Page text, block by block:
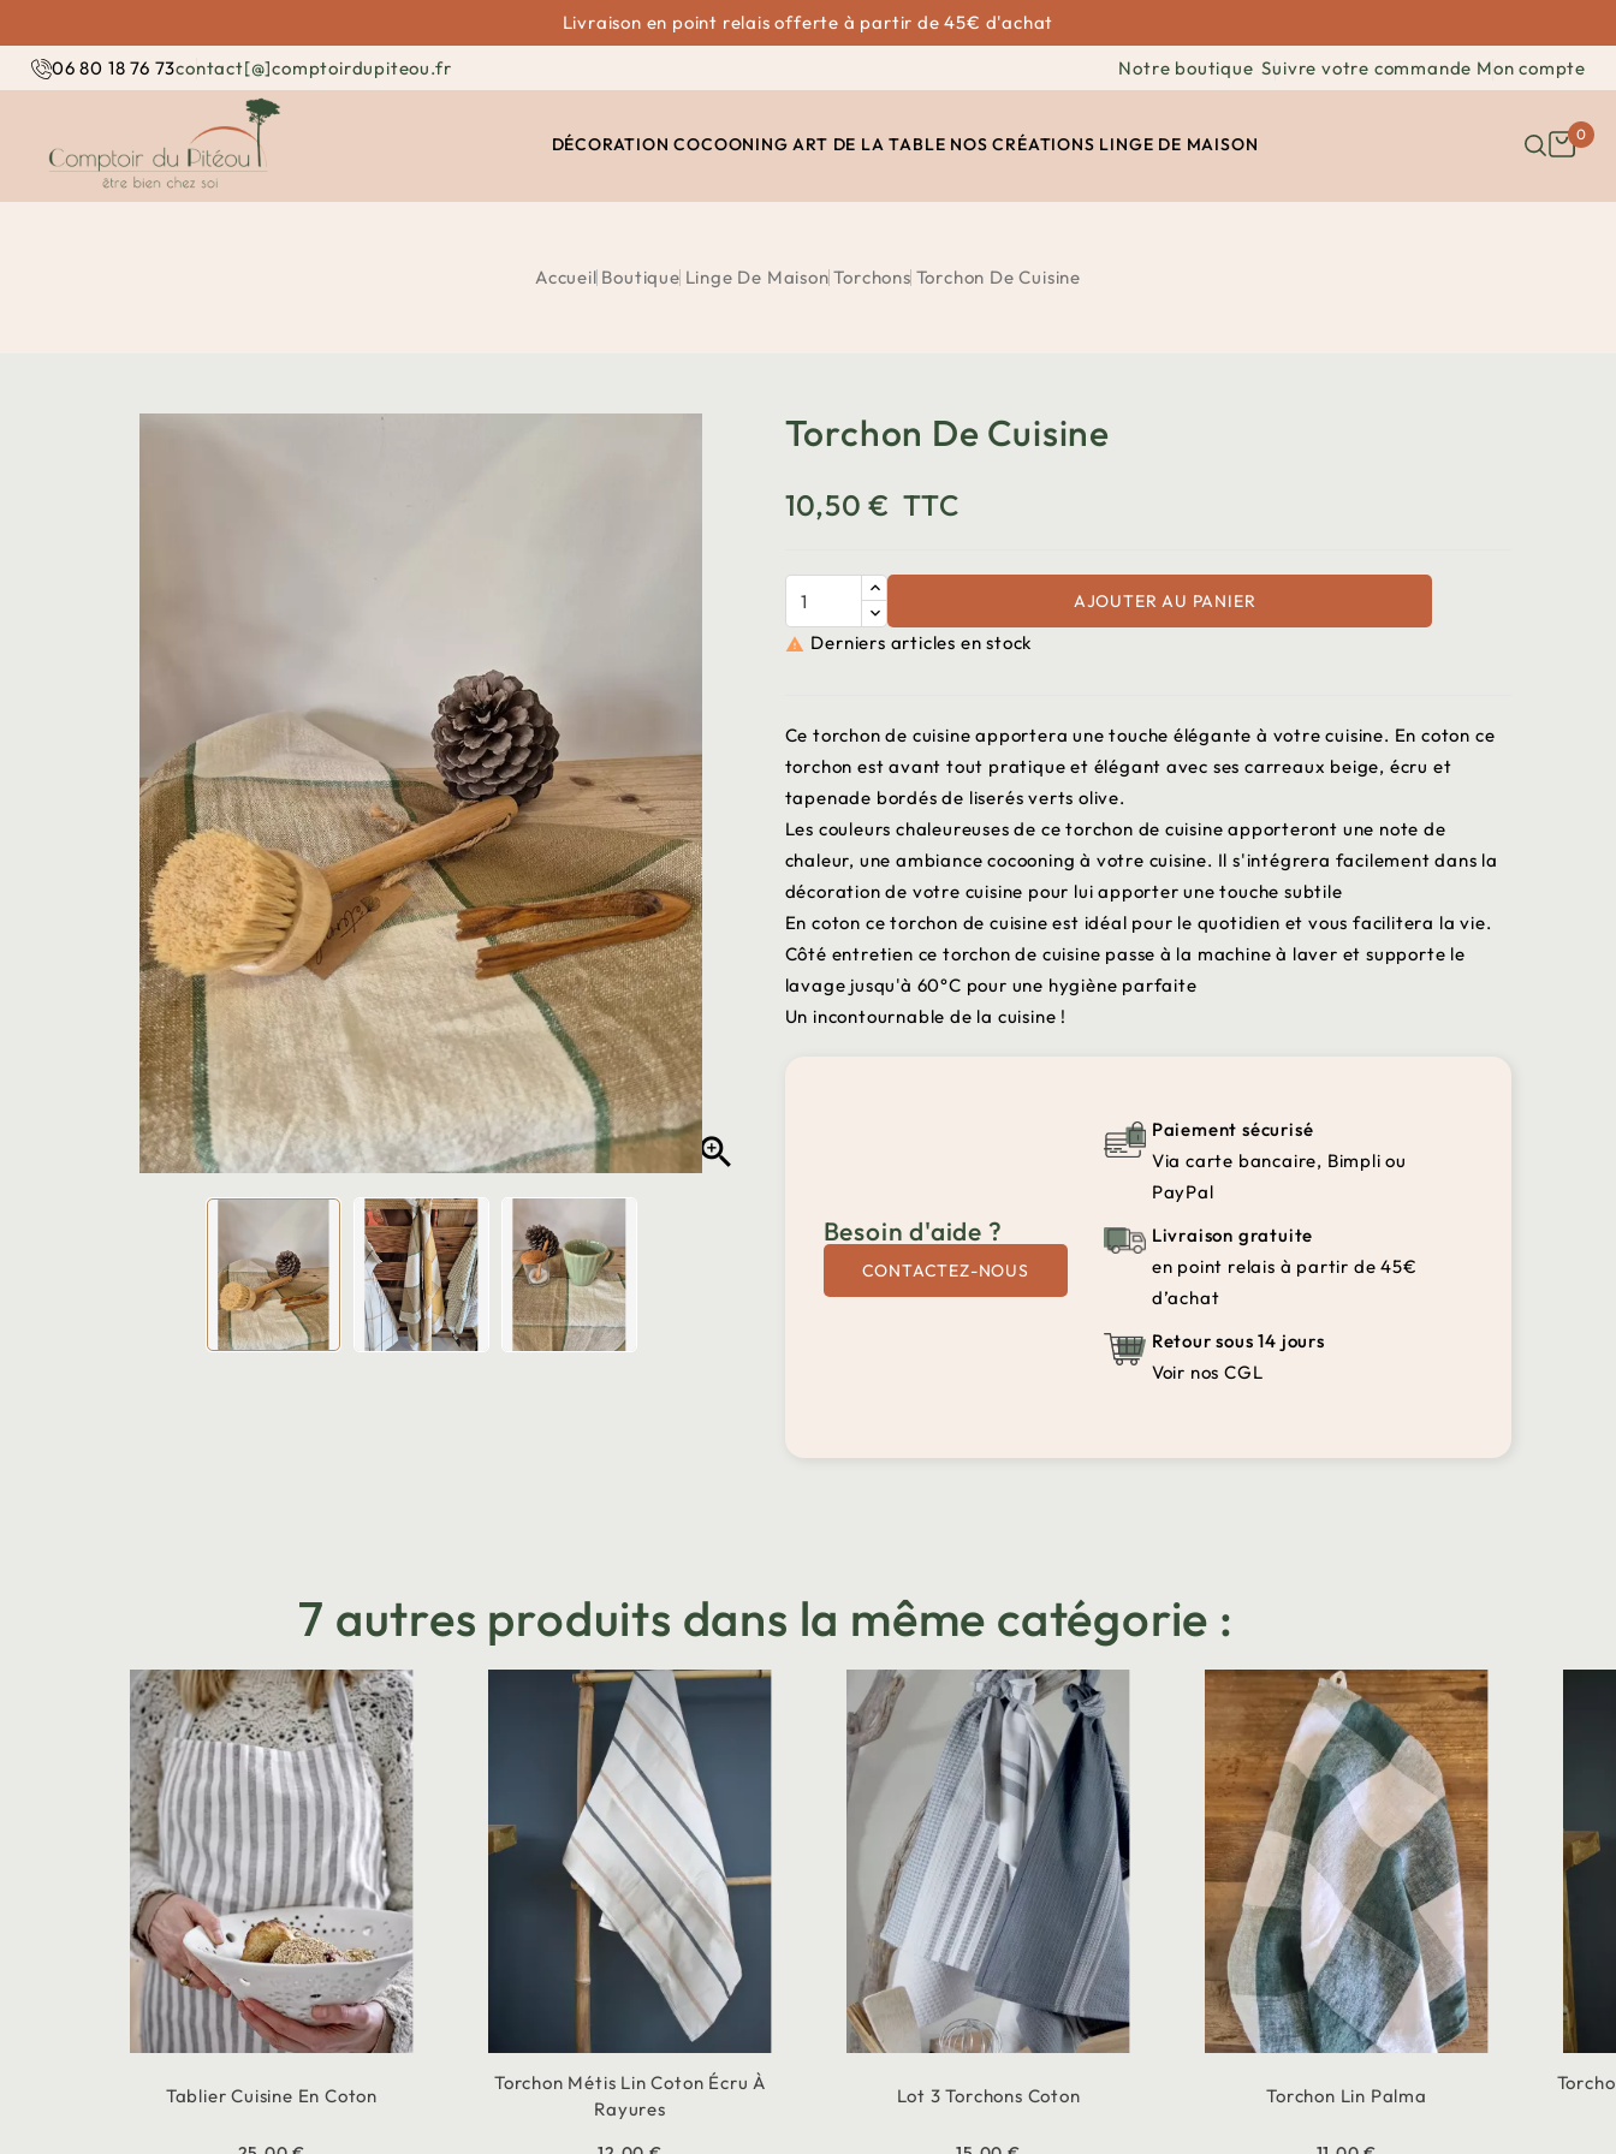
Livraison en point relais offerte à partir de 45€ d'achat
06 80 18 76 73contact[@]comptoirdupiteou.fr Notre boutique Suivre votre commande Mon compte
DÉCORATION COCOONING ART DE LA TABLE NOS CRÉATIONS LINGE DE MAISON 0
Accueil Boutique Linge De Maison Torchons Torchon De Cuisine

Torchon De Cuisine
10,50 € TTC
AJOUTER AU PANIER
 Derniers articles en stock
Ce torchon de cuisine apportera une touche élégante à votre cuisine. En coton ce
torchon est avant tout pratique et élégant avec ses carreaux beige, écru et
tapenade bordés de liserés verts olive.
Les couleurs chaleureuses de ce torchon de cuisine apporteront une note de
chaleur, une ambiance cocooning à votre cuisine. Il s'intégrera facilement dans la
décoration de votre cuisine pour lui apporter une touche subtile
En coton ce torchon de cuisine est idéal pour le quotidien et vous facilitera la vie.
Côté entretien ce torchon de cuisine passe à la machine à laver et supporte le
lavage jusqu'à 60°C pour une hygiène parfaite
Un incontournable de la cuisine !
Besoin d'aide ?
CONTACTEZ-NOUS
Paiement sécurisé
Via carte bancaire, Bimpli ou
PayPal
Livraison gratuite
en point relais à partir de 45€
d’achat
Retour sous 14 jours
Voir nos CGL
7 autres produits dans la même catégorie :
Tablier Cuisine En Coton
Torchon Métis Lin Coton Écru À
Rayures
Lot 3 Torchons Coton Torchon Lin Palma